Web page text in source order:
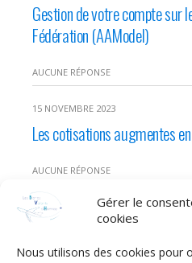
Gérer le
cookies
Nous utilisons des cookies pour
Gestion de votre compte sur
Fédération (AAModel)
AUCUNE RÉPONSE
15 NOVEMBRE 2023
Les cotisations augmentes
AUCUNE RÉPONSE